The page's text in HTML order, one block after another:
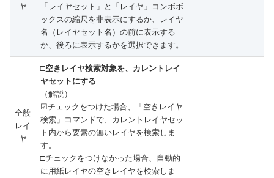
ヤ
「レイヤセット」と「レイヤ」コンボボ
ックスの縮尺を非表示にするか、レイヤ
名（レイヤセット名）の前に表示する
か、後ろに表示するかを選択できます。
全般
レイ
ヤ
□空きレイヤ検索対象を、カレントレイ
ヤセットにする
（解説）
☑チェックをつけた場合、「空きレイヤ
検索」コマンドで、カレントレイヤセッ
ト内から要素の無いレイヤを検索しま
す。
□チェックをつけなかった場合、自動的
に用紙レイヤの空きレイヤを検索しま